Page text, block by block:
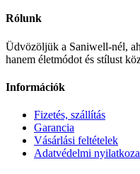
Rólunk
Üdvözöljük a Saniwell-nél,
hanem életmódot és stílust
Információk
Fizetés, szállítás
Garancia
Vásárlási feltételek
Adatvédelmi